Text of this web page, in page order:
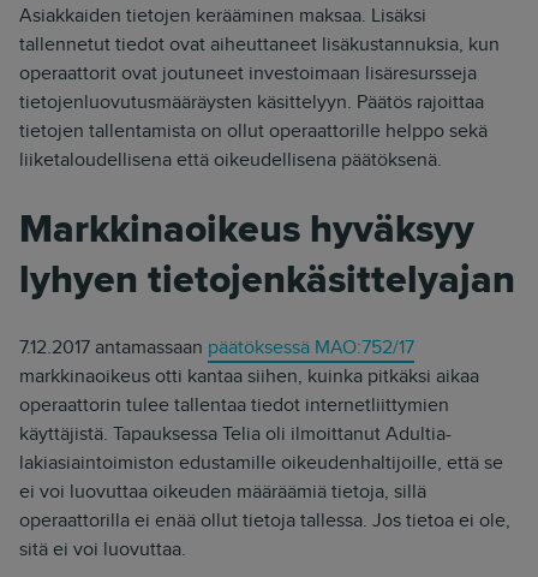
Asiakkaiden tietojen kerääminen maksaa. Lisäksi
tallennetut tiedot ovat aiheuttaneet lisäkustannuksia, kun
operaattorit ovat joutuneet investoimaan lisäresursseja
tietojenluovutusmääräysten käsittelyyn. Päätös rajoittaa
tietojen tallentamista on ollut operaattorille helppo sekä
liiketaloudellisena että oikeudellisena päätöksenä.
Markkinaoikeus hyväksyy
lyhyen tietojenkäsittelyajan
7.12.2017 antamassaan päätöksessä MAO:752/17
markkinaoikeus otti kantaa siihen, kuinka pitkäksi aikaa
operaattorin tulee tallentaa tiedot internetliittymien
käyttäjistä. Tapauksessa Telia oli ilmoittanut Adultia-
lakiasiaintoimiston edustamille oikeudenhaltijoille, että se
ei voi luovuttaa oikeuden määräämiä tietoja, sillä
operaattorilla ei enää ollut tietoja tallessa. Jos tietoa ei ole,
sitä ei voi luovuttaa.